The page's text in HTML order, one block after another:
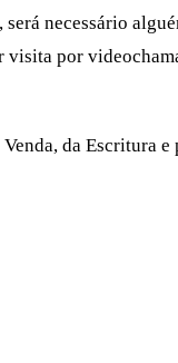
necessário
por
da Escritura